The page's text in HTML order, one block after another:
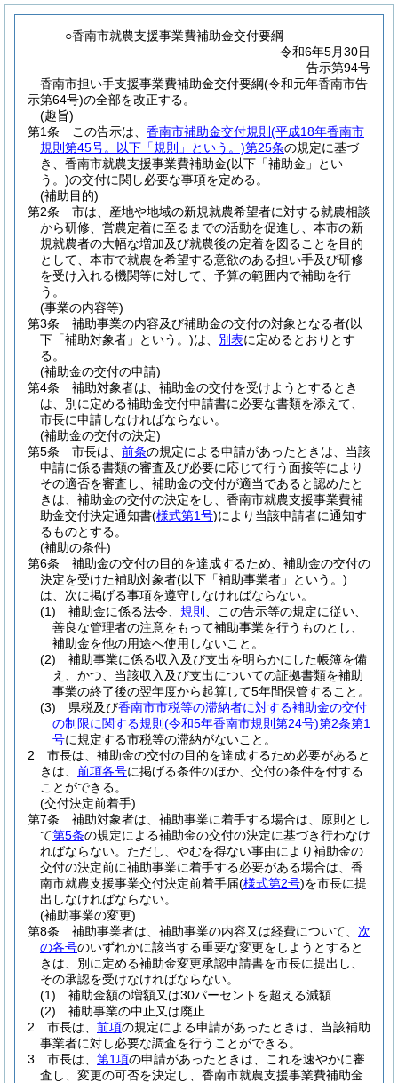
○香南市就農支援事業費補助金交付要綱
令和6年5月30日
告示第94号
香南市担い手支援事業費補助金交付要綱(令和元年香南市告
示第64号)の全部を改正する。
(趣旨)
第1条
この告示は、 香南市補助金交付規則 (平成18年香南市
規則第45号。以下「規則」という。)第25条の規定に基づ
き、香南市就農支援事業費補助金(以下「補助金」とい
う。)の交付に関し必要な事項を定める。
(補助目的)
第2条
市は、産地や地域の新規就農希望者に対する就農相談
から研修、営農定着に至るまでの活動を促進し、本市の新
規就農者の大幅な増加及び就農後の定着を図ることを目的
として、本市で就農を希望する意欲のある担い手及び研修
を受け入れる機関等に対して、予算の範囲内で補助を行
う。
(事業の内容等)
第3条
補助事業の内容及び補助金の交付の対象となる者(以
下「補助対象者」という。)は、 別表に定めるとおりとす
る。
(補助金の交付の申請)
第4条
補助対象者は、補助金の交付を受けようとするとき
は、別に定める補助金交付申請書に必要な書類を添えて、
市長に申請しなければならない。
(補助金の交付の決定)
第5条
市長は、 前条の規定による申請があったときは、当該
申請に係る書類の審査及び必要に応じて行う面接等により
その適否を審査し、補助金の交付が適当であると認めたと
きは、補助金の交付の決定をし、香南市就農支援事業費補
助金交付決定通知書(様式第1号)により当該申請者に通知す
るものとする。
(補助の条件)
第6条
補助金の交付の目的を達成するため、補助金の交付の
決定を受けた補助対象者(以下「補助事業者」という。)
は、次に掲げる事項を遵守しなければならない。
(1)
補助金に係る法令、 規則
、この告示等の規定に従い、
善良な管理者の注意をもって補助事業を行うものとし、
補助金を他の用途へ使用しないこと。
(2)
補助事業に係る収入及び支出を明らかにした帳簿を備
え、かつ、当該収入及び支出についての証拠書類を補助
事業の終了後の翌年度から起算して5年間保管すること。
(3)
県税及び香南市市税等の滞納者に対する補助金の交付
の制限に関する規則 (令和5年香南市規則第24号)第2条第1
号に規定する市税等の滞納がないこと。
2
市長は、補助金の交付の目的を達成するため必要があると
きは、 前項各号に掲げる条件のほか、交付の条件を付する
ことができる。
(交付決定前着手)
第7条
補助対象者は、補助事業に着手する場合は、原則とし
て第5条の規定による補助金の交付の決定に基づき行わなけ
ればならない。 ただし、やむを得ない事由により補助金の
交付の決定前に補助事業に着手する必要がある場合は、香
南市就農支援事業交付決定前着手届(様式第2号)を市長に提
出しなければならない。
(補助事業の変更)
第8条
補助事業者は、補助事業の内容又は経費について、 次
の各号のいずれかに該当する重要な変更をしようとすると
きは、別に定める補助金変更承認申請書を市長に提出し、
その承認を受けなければならない。
(1)
補助金額の増額又は30パーセントを超える減額
(2)
補助事業の中止又は廃止
2
市長は、 前項の規定による申請があったときは、当該補助
事業者に対し必要な調査を行うことができる。
3
市長は、 第1項の申請があったときは、これを速やかに審
査し、変更の可否を決定し、香南市就農支援事業費補助金